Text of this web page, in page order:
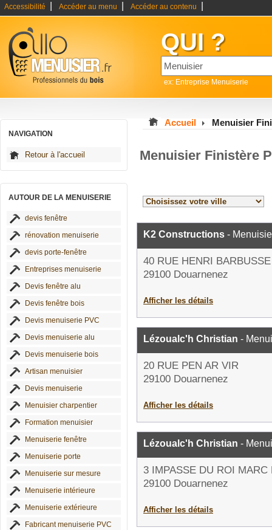
Accessibilité Accéder au menu Accéder au contenu
QUI ?
ex: Entreprise Menuiserie
NAVIGATION
Retour à l'accueil
AUTOUR DE LA MENUISERIE
devis fenêtre
rénovation menuiserie
devis porte-fenêtre
Entreprises menuiserie
Devis fenêtre alu
Devis fenêtre bois
Devis menuiserie PVC
Devis menuiserie alu
Devis menuiserie bois
Artisan menuisier
Devis menuiserie
Menuisier charpentier
Formation menuisier
Menuiserie fenêtre
Menuiserie porte
Menuiserie sur mesure
Menuiserie intérieure
Menuiserie extérieure
Fabricant menuiserie PVC
Accueil Menuisier
Menuisier Finistère
K2 Constructions -
40 RUE HENRI BARBUSSE
29100 Douarnenez
Afficher les détails
Lézoualc'h Christian -
20 RUE PEN AR VIR
29100 Douarnenez
Afficher les détails
Lézoualc'h Christian -
3 IMPASSE DU ROI MARC
29100 Douarnenez
Afficher les détails